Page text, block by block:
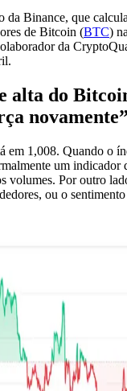
Binance, que
de Bitcoin (BTC)
da
alta do
novamente”
em 1,008. Quando o
um indicador
volumes. Por outro
ou o